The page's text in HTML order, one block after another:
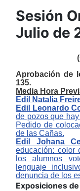
Sesión
Julio de
Aprobación de
135.
Media Hora
Edil Natalia
Edil Leonardo
de pozos que
Pedido de
de las Cañas.
Edil Johana
educación: color
los alumnos
lenguaje
denuncia de los
Exposiciones